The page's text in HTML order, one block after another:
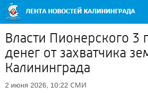
Власти Пионерского 3
денег от захватчика
Калининграда
2 июня 2026, 10:22 СМИ